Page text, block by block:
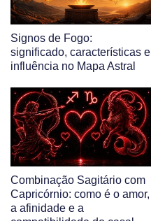
Signos de Fogo:
significado, características e
influência no Mapa Astral
Combinação Sagitário com
Capricórnio: como é o amor,
a afinidade e a